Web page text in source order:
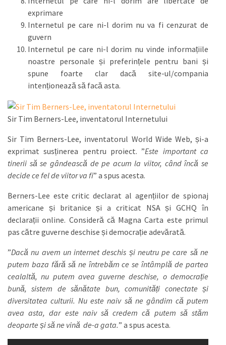
exprimare
Internetul pe care ni-l dorim nu va fi cenzurat de
guvern
Internetul pe care ni-l dorim nu vinde informațiile
noastre personale și preferințele pentru bani și
spune foarte clar dacă site-ul/compania
intenționează să facă asta.
Sir Tim Berners-Lee, inventatorul Internetului
Sir Tim Berners-Lee, inventatorul World Wide Web, și-a
exprimat susținerea pentru proiect. ”Este important ca
tinerii să se gândească de pe acum la viitor, când încă se
decide ce fel de viitor va fi” a spus acesta.
Berners-Lee este critic declarat al agențiilor de spionaj
americane și britanice și a criticat NSA și GCHQ în
declarații online. Consideră că Magna Carta este primul
pas către guverne deschise și democrație adevărată.
”Dacă nu avem un internet deschis și neutru pe care să ne
putem baza fără să ne întrebăm ce se întâmplă de partea
cealaltă, nu putem avea guverne deschise, o democrație
bună, sistem de sănătate bun, comunități conectate și
diversitatea culturii. Nu este naiv să ne gândim că putem
avea asta, dar este naiv să credem că putem să stăm
deoparte și să ne vină de-a gata.” a spus acesta.